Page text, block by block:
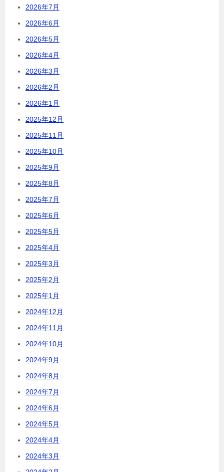
2026年7月
2026年6月
2026年5月
2026年4月
2026年3月
2026年2月
2026年1月
2025年12月
2025年11月
2025年10月
2025年9月
2025年8月
2025年7月
2025年6月
2025年5月
2025年4月
2025年3月
2025年2月
2025年1月
2024年12月
2024年11月
2024年10月
2024年9月
2024年8月
2024年7月
2024年6月
2024年5月
2024年4月
2024年3月